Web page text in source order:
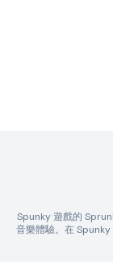
Spunky 遊戲的
音樂體驗。在